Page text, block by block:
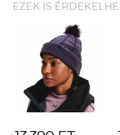
EZEK IS